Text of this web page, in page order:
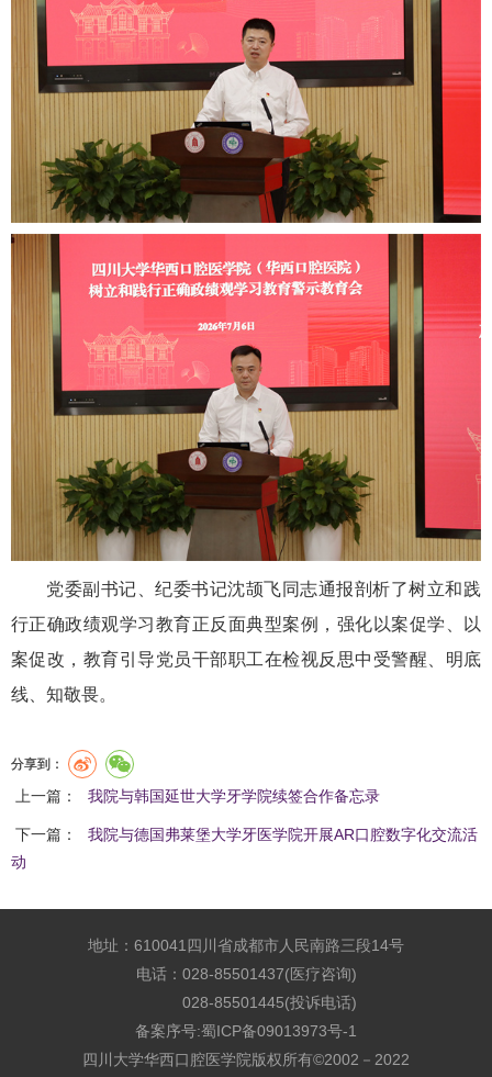
党委副书记、纪委书记沈颉飞同志通报剖析了树立和践
行正确政绩观学习教育正反面典型案例，强化以案促学、以
案促改，教育引导党员干部职工在检视反思中受警醒、明底
线、知敬畏。
分享到：
上一篇： 我院与韩国延世大学牙学院续签合作备忘录
下一篇：
我院与德国弗莱堡大学牙医学院开展AR口腔数字化交流活
动
地址：610041四川省成都市人民南路三段14号
电话：028-85501437(医疗咨询)
028-85501445(投诉电话)
备案序号:蜀ICP备09013973号-1
四川大学华西口腔医学院版权所有©2002－2022